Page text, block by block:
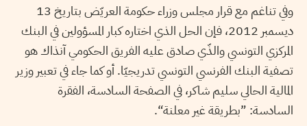
وفي تناغم مع قرار مجلس وزراء حكومة العريّض بتاريخ 13
ديسمبر 2012، فإن الحل الذي اختاره كبار المسؤولين في البنك
المركزي التونسي والذّي صادق عليه الفريق الحكومي آنذاك هو
تصفية البنك الفرنسي التونسي تدريجيّا. أو كما جاء في تعبير وزير
المالية الحالي سليم شاكر، في الصفحة السادسة، الفقرة
السادسة: ”بطريقة غير معلنة“.